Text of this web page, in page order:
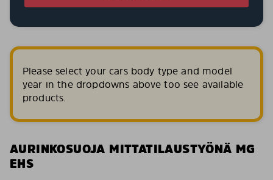
Please select your cars body type and model
year in the dropdowns above too see available
products.
AURINKOSUOJA MITTATILAUSTYÖNÄ MG
EHS